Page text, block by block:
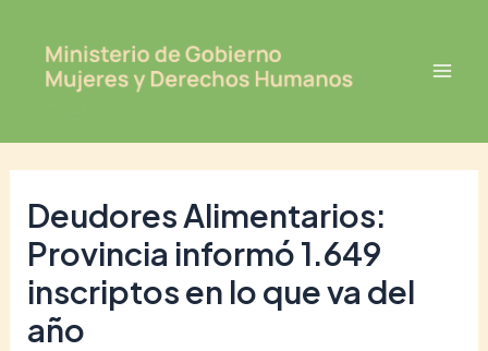
contenido
Deudores Alimentarios:
Provincia informó 1.649
inscriptos en lo que va del
año
navigation